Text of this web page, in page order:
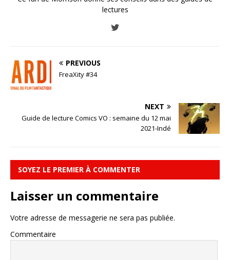
lectures
PREVIOUS
FreaXity #34
NEXT
Guide de lecture Comics VO : semaine du 12 mai
2021-Indé
SOYEZ LE PREMIER À COMMENTER
Laisser un commentaire
Votre adresse de messagerie ne sera pas publiée.
Commentaire